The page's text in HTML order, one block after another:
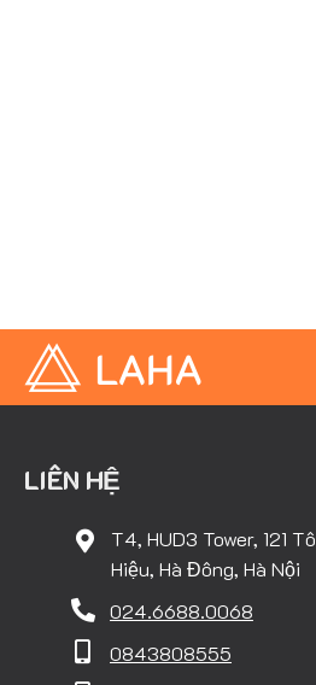
LIÊN HỆ
T4, HUD3 Tower, 121 Tô
Hiệu, Hà Đông, Hà Nội
024.6688.0068
0843808555